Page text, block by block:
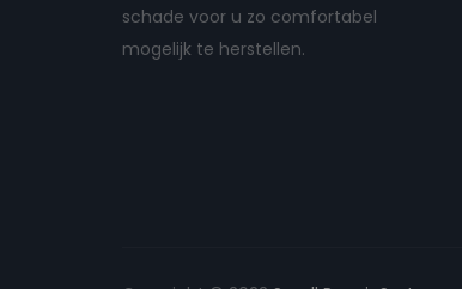
schade voor u zo comfortabel
mogelijk te herstellen.